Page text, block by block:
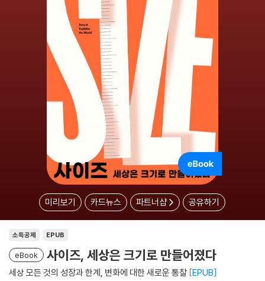
미리보기 카드뉴스 파트너샵 공유하기
소득공제 EPUB
eBook 사이즈, 세상은 크기로 만들어졌다
세상 모든 것의 성장과 한계, 변화에 대한 새로운 통찰 EPUB